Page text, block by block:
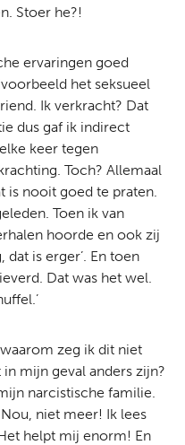
Stoer he?!
ervaringen goed
het seksueel
Ik verkracht? Dat
dus gaf ik indirect
keer tegen
Toch? Allemaal
is nooit goed te praten.
Toen ik van
hoorde en ook zij
dat is erger’. En toen
Dat was het wel.
zeg ik dit niet
mijn geval anders zijn?
narcistische familie.
niet meer! Ik lees
helpt mij enorm! En